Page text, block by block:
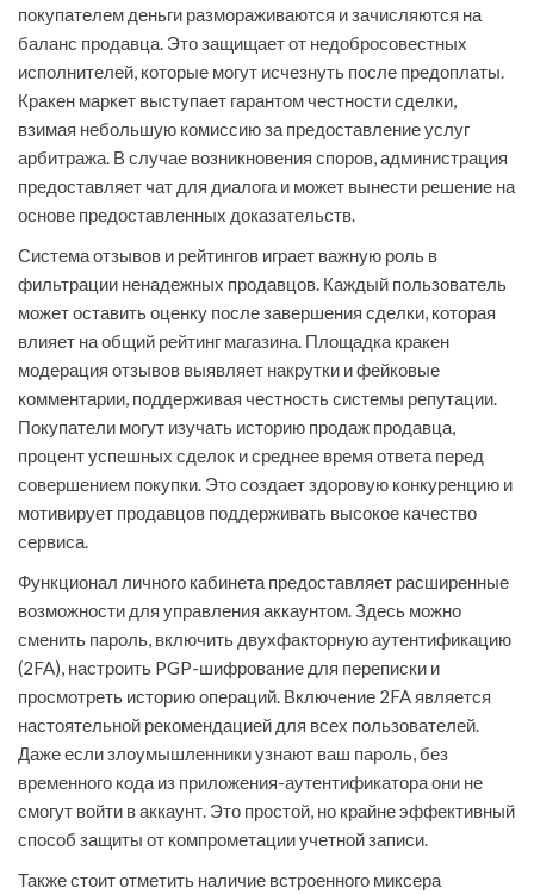
покупателем деньги размораживаются и зачисляются на
баланс продавца. Это защищает от недобросовестных
исполнителей, которые могут исчезнуть после предоплаты.
Кракен маркет выступает гарантом честности сделки,
взимая небольшую комиссию за предоставление услуг
арбитража. В случае возникновения споров, администрация
предоставляет чат для диалога и может вынести решение на
основе предоставленных доказательств.
Система отзывов и рейтингов играет важную роль в
фильтрации ненадежных продавцов. Каждый пользователь
может оставить оценку после завершения сделки, которая
влияет на общий рейтинг магазина. Площадка кракен
модерация отзывов выявляет накрутки и фейковые
комментарии, поддерживая честность системы репутации.
Покупатели могут изучать историю продаж продавца,
процент успешных сделок и среднее время ответа перед
совершением покупки. Это создает здоровую конкуренцию и
мотивирует продавцов поддерживать высокое качество
сервиса.
Функционал личного кабинета предоставляет расширенные
возможности для управления аккаунтом. Здесь можно
сменить пароль, включить двухфакторную аутентификацию
(2FA), настроить PGP-шифрование для переписки и
просмотреть историю операций. Включение 2FA является
настоятельной рекомендацией для всех пользователей.
Даже если злоумышленники узнают ваш пароль, без
временного кода из приложения-аутентификатора они не
смогут войти в аккаунт. Это простой, но крайне эффективный
способ защиты от компрометации учетной записи.
Также стоит отметить наличие встроенного миксера